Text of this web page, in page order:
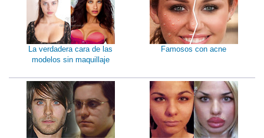
La verdadera cara de las
modelos sin maquillaje
Famosos con acne